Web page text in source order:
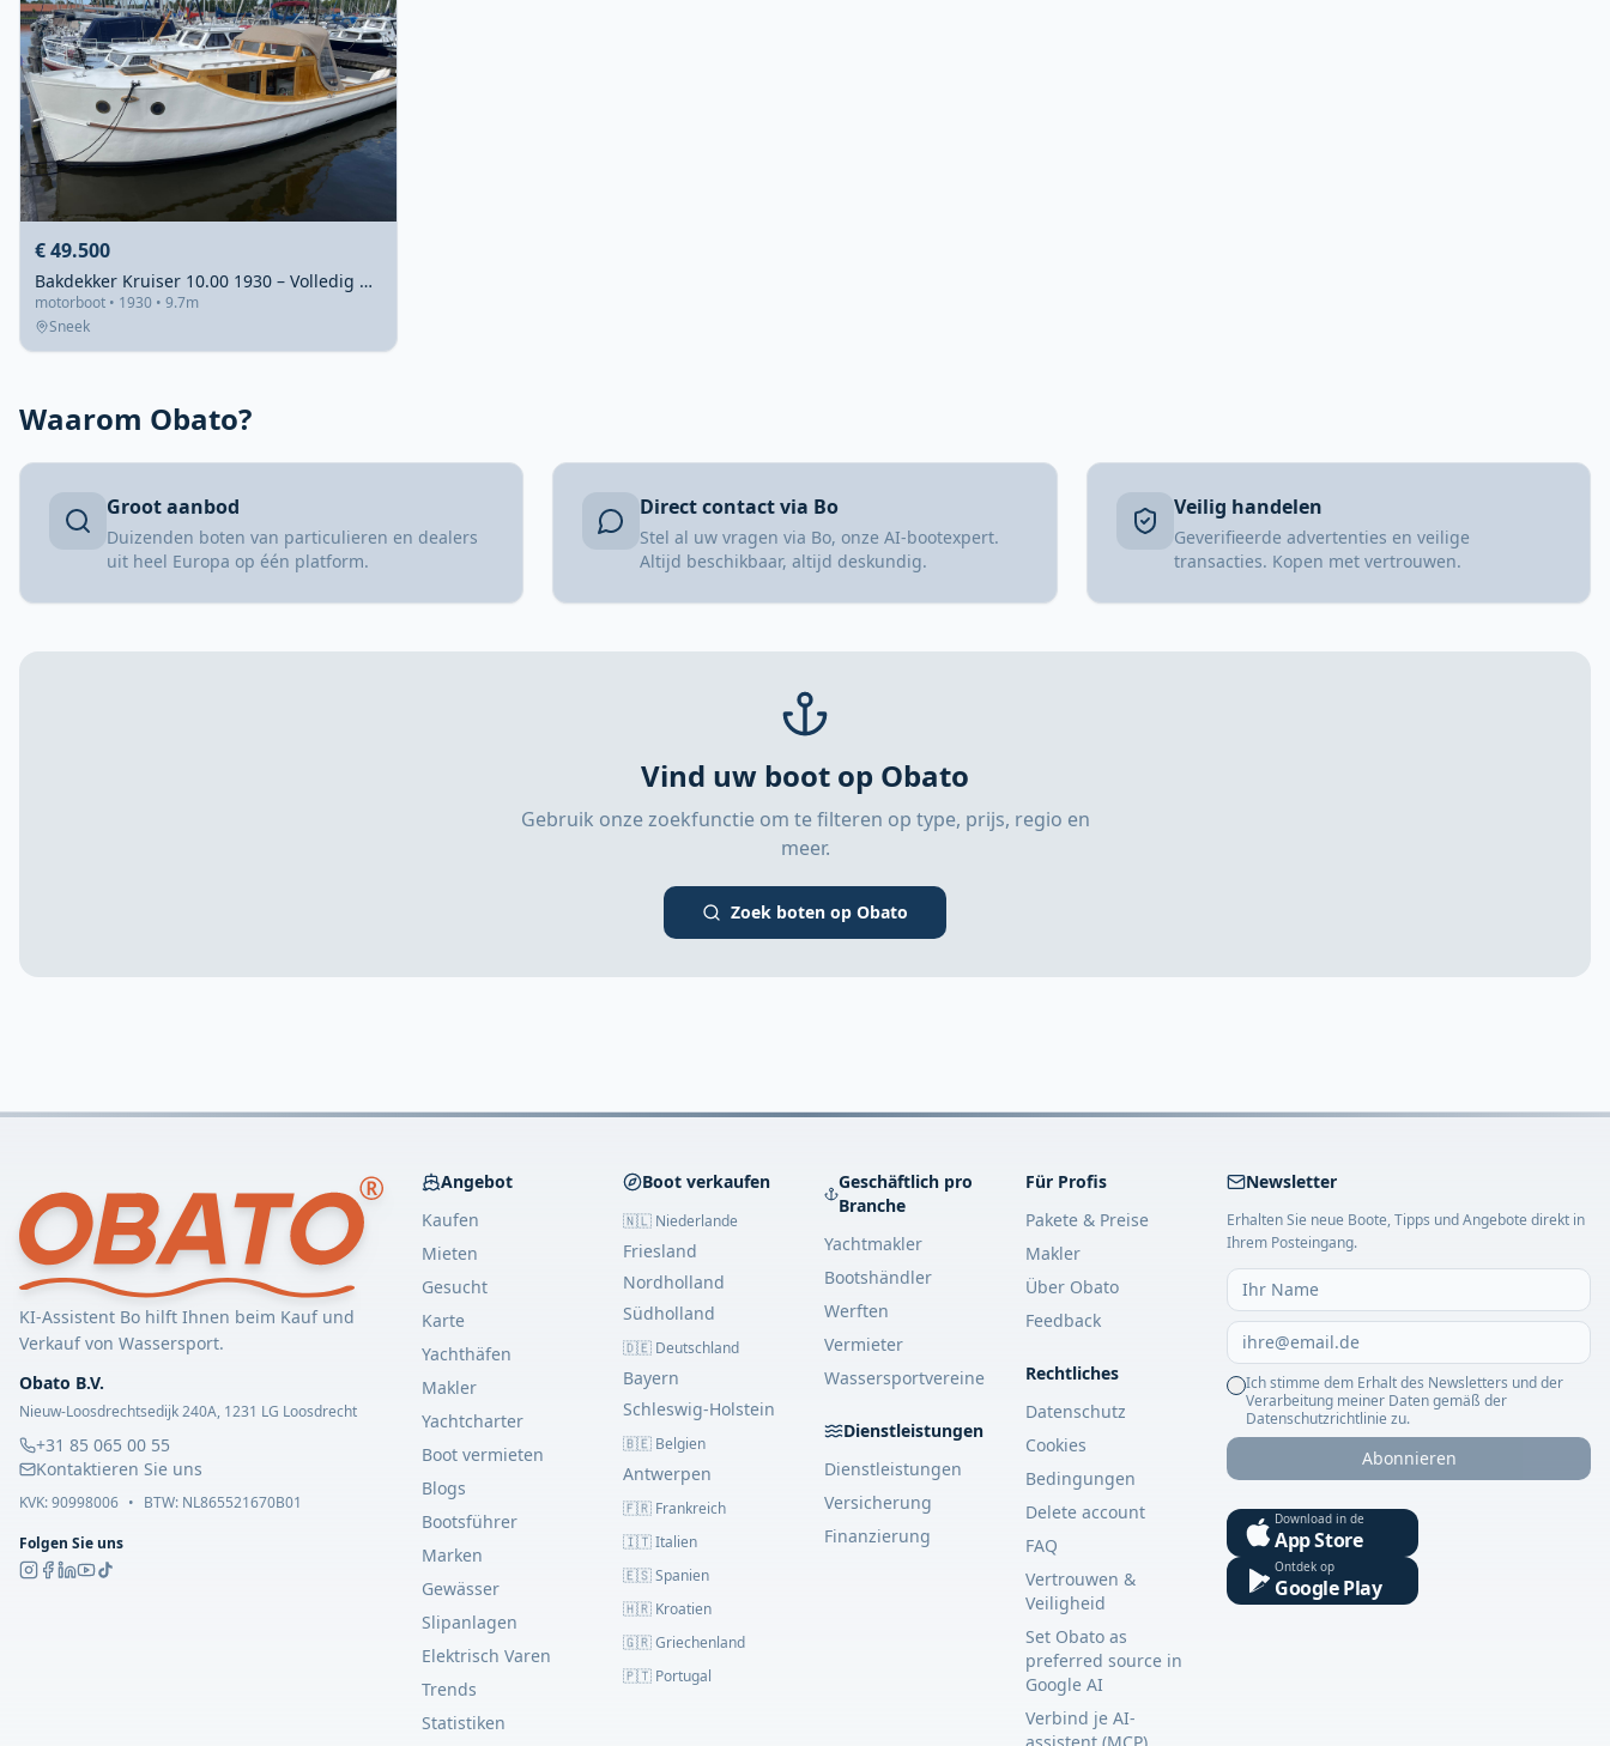
€ 49.500
Bakdekker Kruiser 10.00 1930 – Volledig gerestaureerd 2022
motorboot • 1930 • 9.7m
Sneek
Waarom Obato?
Groot aanbod
Duizenden boten van particulieren en dealers
uit heel Europa op één platform.
Direct contact via Bo
Stel al uw vragen via Bo, onze AI-bootexpert.
Altijd beschikbaar, altijd deskundig.
Veilig handelen
Geverifieerde advertenties en veilige
transacties. Kopen met vertrouwen.
Vind uw boot op Obato
Gebruik onze zoekfunctie om te filteren op type, prijs, regio en
meer.
Zoek boten op Obato
KI-Assistent Bo hilft Ihnen beim Kauf und
Verkauf von Wassersport.
Obato B.V.
Nieuw-Loosdrechtsedijk 240A, 1231 LG Loosdrecht
+31 85 065 00 55
Kontaktieren Sie uns
KVK:90998006 • BTW: NL865521670B01
Folgen Sie uns
Angebot
Kaufen
Mieten
Gesucht
Karte
Yachthäfen
Makler
Yachtcharter
Boot vermieten
Blogs
Bootsführer
Marken
Gewässer
Slipanlagen
Elektrisch Varen
Trends
Statistiken
Boot verkaufen
🇳🇱 Niederlande
Friesland
Nordholland
Südholland
🇩🇪 Deutschland
Bayern
Schleswig-Holstein
🇧🇪 Belgien
Antwerpen
🇫🇷 Frankreich
🇮🇹 Italien
🇪🇸 Spanien
🇭🇷 Kroatien
🇬🇷 Griechenland
🇵🇹 Portugal
Geschäftlich pro
Branche
Yachtmakler
Bootshändler
Werften
Vermieter
Wassersportvereine
Dienstleistungen
Dienstleistungen
Versicherung
Finanzierung
Für Profis
Pakete & Preise
Makler
Über Obato
Feedback
Rechtliches
Datenschutz
Cookies
Bedingungen
Delete account
FAQ
Vertrouwen &
Veiligheid
Set Obato as
preferred source in
Google AI
Verbind je AI-
assistent (MCP)
Newsletter
Erhalten Sie neue Boote, Tipps und Angebote direkt in
Ihrem Posteingang.
Ich stimme dem Erhalt des Newsletters und der
Verarbeitung meiner Daten gemäß der
Datenschutzrichtlinie zu.
Abonnieren
Download in de
App Store
Ontdek op
Google Play